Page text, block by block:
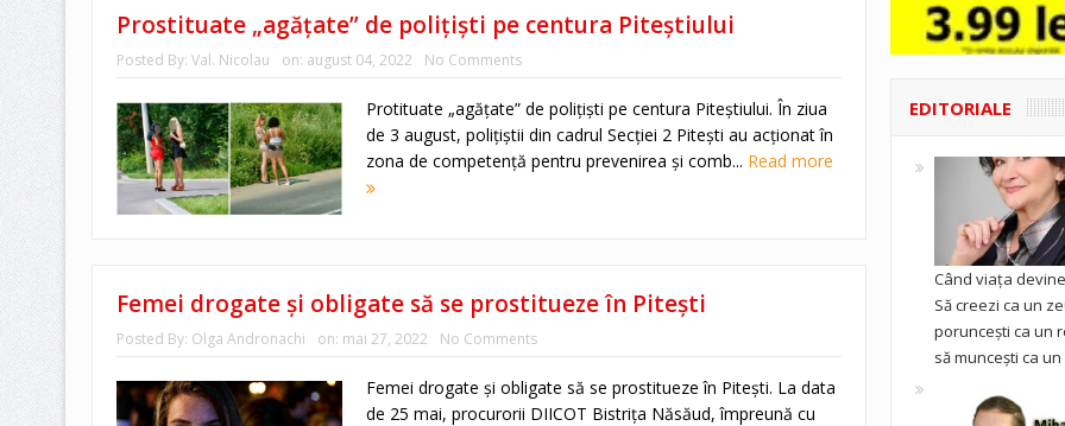
Prostituate „agăţate” de poliţişti pe centura Piteștiului
Posted By: Val. Nicolau on: august 04, 2022 No Comments
Protituate „agăţate” de poliţişti pe centura Piteștiului. În ziua
de 3 august, polițiștii din cadrul Secției 2 Pitești au acționat în
zona de competență pentru prevenirea și comb... Read more
Femei drogate și obligate să se prostitueze în Pitești
Posted By: Olga Andronachi on: mai 27, 2022 No Comments
Femei drogate și obligate să se prostitueze în Pitești. La data
de 25 mai, procurorii DIICOT Bistrița Năsăud, împreună cu
EDITORIALE
Când viața
Să creezi ca un
poruncești ca un
să muncești ca un